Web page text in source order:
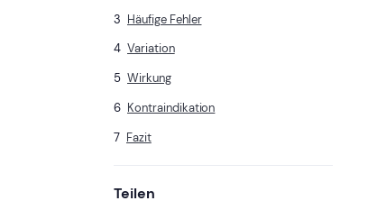
Häufige Fehler
Variation
Wirkung
Kontraindikation
Fazit
Teilen